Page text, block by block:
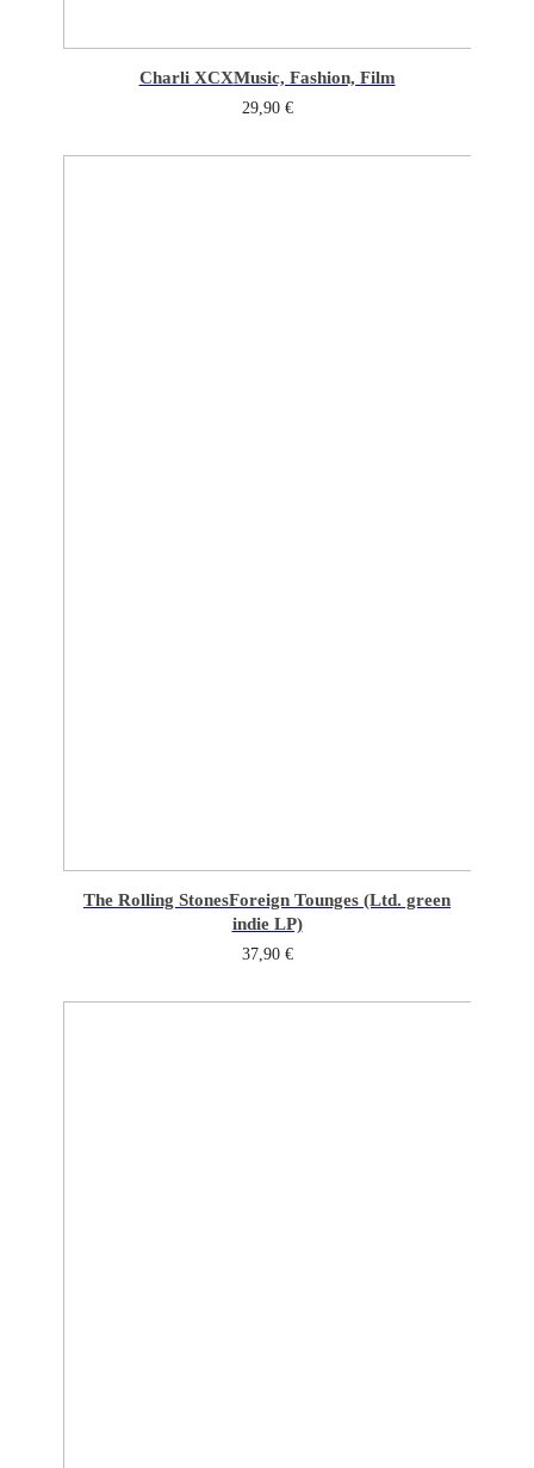
Charli XCXMusic, Fashion, Film
29,90 €
The Rolling StonesForeign Tounges (Ltd. green
indie LP)
37,90 €